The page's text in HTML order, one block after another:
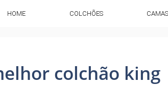
HOME COLCHÕES
colchão king